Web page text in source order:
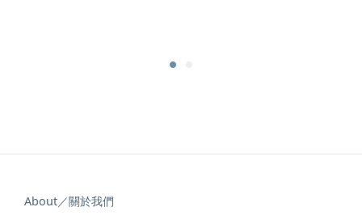
About／關於我們